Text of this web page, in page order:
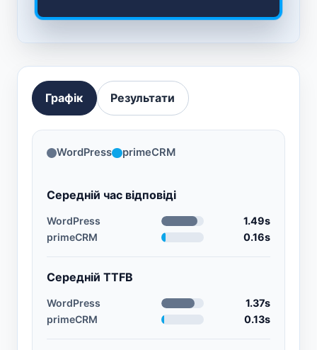
Графік Результати
WordPress primeCRM
Середній час відповіді
WordPress
1.49s
primeCRM
0.16s
Середній TTFB
WordPress
1.37s
primeCRM
0.13s